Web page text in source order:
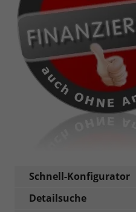
Schnell-Konfigurator
Detailsuche